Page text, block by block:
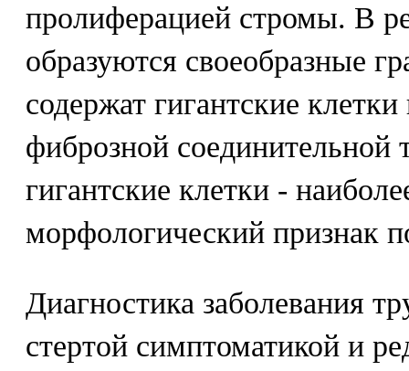
пролиферацией стромы. В
образуются своеобразные
содержат гигантские
фиброзной соединительной
гигантские клетки -
морфологический признак
Диагностика заболевания
стертой симптоматикой и